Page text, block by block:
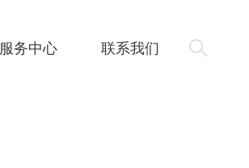
服务中心 联系我们